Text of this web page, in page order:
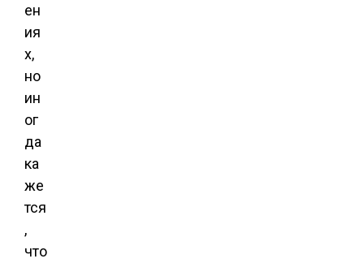
ен
ия
х,
но
ин
ог
да
ка
же
тся
,
что